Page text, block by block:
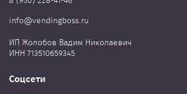
info@vendingboss.ru
ИП Жолобов Вадим Николаевич
ИНН 713510659345
Соцсети